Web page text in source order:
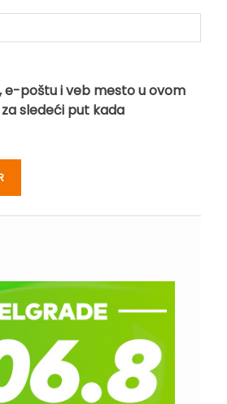
e-poštu i veb mesto u ovom
sledeći put kada